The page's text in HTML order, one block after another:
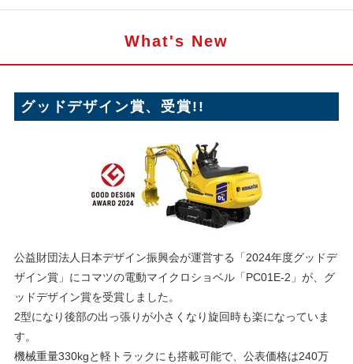
What's New
グッドデザイン賞、受賞!!
公益財団法人日本デザイン振興会が運営する「2024年度グッドデ
ザイン賞」にコマツの電動マイクロショベル「PC01E-2」が、グ
ッドデザイン賞を受賞しました。
2型になり後部の出っ張りが小さくなり旋回時も楽になっていま
す。
機械重量330kgと軽トラックにも搭載可能で、公表価格は240万